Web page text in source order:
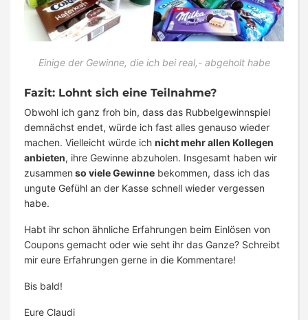
Einige der Gewinne, die ich bei real,- abgeholt habe
Fazit: Lohnt sich eine Teilnahme?
Obwohl ich ganz froh bin, dass das Rubbelgewinnspiel
demnächst endet, würde ich fast alles genauso wieder
machen. Vielleicht würde ich nicht mehr allen Kollegen
anbieten, ihre Gewinne abzuholen. Insgesamt haben wir
zusammen so viele Gewinne bekommen, dass ich das
ungute Gefühl an der Kasse schnell wieder vergessen
habe.
Habt ihr schon ähnliche Erfahrungen beim Einlösen von
Coupons gemacht oder wie seht ihr das Ganze? Schreibt
mir eure Erfahrungen gerne in die Kommentare!
Bis bald!
Eure Claudi